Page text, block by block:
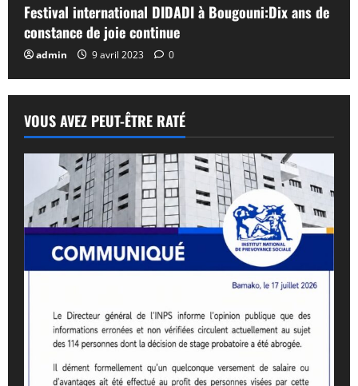
Festival international DIDADI à Bougouni:Dix ans de
constance de joie continue
admin 9 avril 2023 0
VOUS AVEZ PEUT-ÊTRE RATÉ